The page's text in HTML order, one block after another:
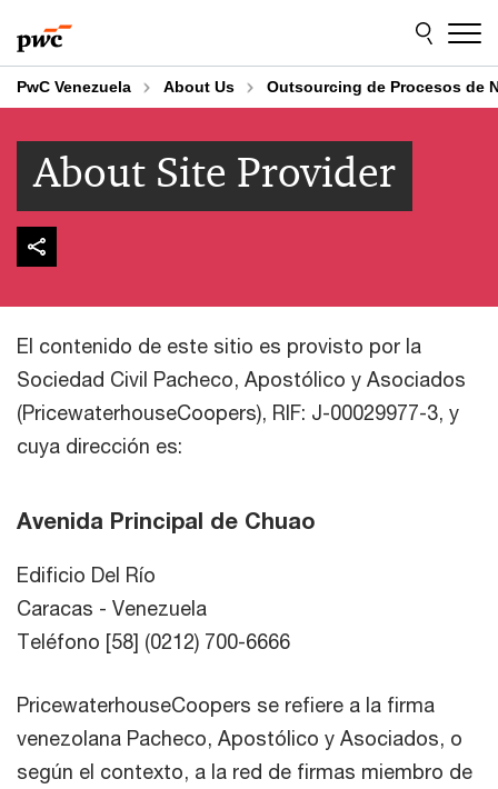
to
content
to
footer
PwC Venezuela About Us Outsourcing de Procesos de
About Site Provider
El contenido de este sitio es provisto por la
Sociedad Civil Pacheco, Apostólico y Asociados
(PricewaterhouseCoopers), RIF: J-00029977-3, y
cuya dirección es:
Avenida Principal de Chuao
Edificio Del Río
Caracas - Venezuela
Teléfono [58] (0212) 700-6666
PricewaterhouseCoopers se refiere a la firma
venezolana Pacheco, Apostólico y Asociados, o
según el contexto, a la red de firmas miembro de